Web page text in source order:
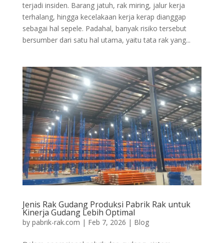
terjadi insiden. Barang jatuh, rak miring, jalur kerja
terhalang, hingga kecelakaan kerja kerap dianggap
sebagai hal sepele. Padahal, banyak risiko tersebut
bersumber dari satu hal utama, yaitu tata rak yang...
Jenis Rak Gudang Produksi Pabrik Rak untuk
Kinerja Gudang Lebih Optimal
by pabrik-rak.com | Feb 7, 2026 | Blog